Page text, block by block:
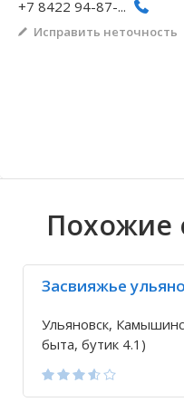
Волгоградская область
Кировоградская
Восточно-
Архангельское
+7 8422 94-87-...
Исправить неточность
Похожие
Засвияжье
Ульяновск,
быта, бутик 4.1)